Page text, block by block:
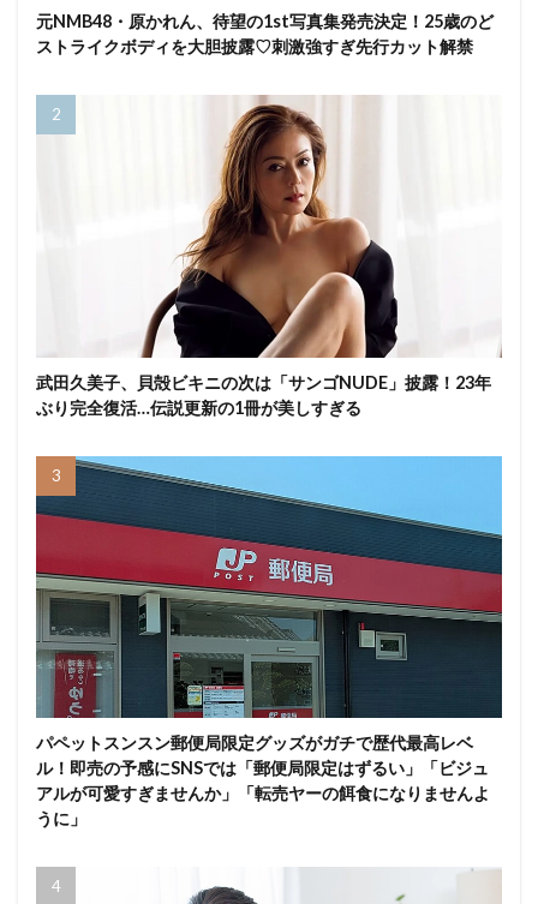
元NMB48・原かれん、待望の1st写真集発売決定！25歳のど
ストライクボディを大胆披露♡刺激強すぎ先行カット解禁
武田久美子、貝殻ビキニの次は「サンゴNUDE」披露！23年
ぶり完全復活…伝説更新の1冊が美しすぎる
パペットスンスン郵便局限定グッズがガチで歴代最高レベ
ル！即売の予感にSNSでは「郵便局限定はずるい」「ビジュ
アルが可愛すぎませんか」「転売ヤーの餌食になりませんよ
うに」